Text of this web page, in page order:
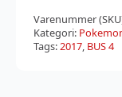
Varenummer
Kategori:
Tags:2017, BUS 4